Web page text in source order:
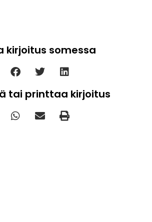
kirjoitus somessa
tai printtaa kirjoitus